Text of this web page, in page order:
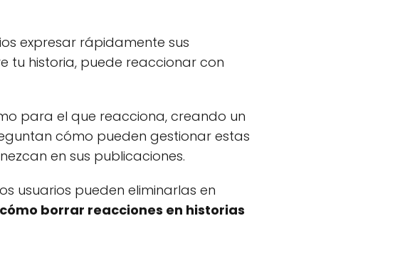
expresar rápidamente sus
tu historia, puede reaccionar con
para el que reacciona, creando un
cómo pueden gestionar estas
en sus publicaciones.
usuarios pueden eliminarlas en
cómo borrar reacciones en historias